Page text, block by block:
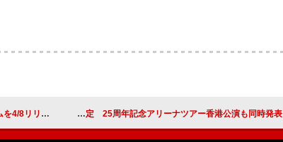
ー開催も発表 倖田來未、2026年全国ツアー開催決定 25周年記念アリーナツアー香港公演も同時発表